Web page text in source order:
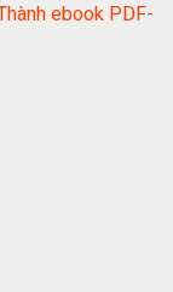
ebook PDF-